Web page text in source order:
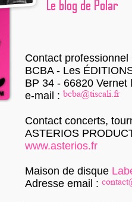
Contact
BCBA - Les
BP 34 - 66820 Vernet
e-mail :
Contact concerts,
ASTERIOS
www.asterios.fr
Maison de disque
Adresse email :